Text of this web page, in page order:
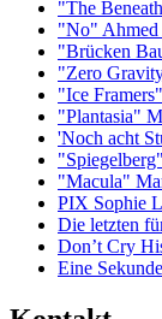
"The
"No" Ahmed
"Brücken
"Zero
"Ice
"Plantasia"
'Noch acht
"Macula"
PIX Sophie
Die letzten
Don’t Cry
Eine